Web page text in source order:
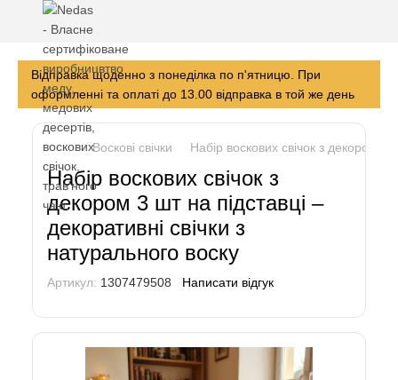
Відправка щоденно з понеділка по п'ятницю. При
оформленні та оплаті до 13.00 відправка в той же день
Воскові свічки Набір воскових свічок з декором 3
Набір воскових свічок з
декором 3 шт на підставці –
декоративні свічки з
натурального воску
Артикул: 1307479508 Написати відгук